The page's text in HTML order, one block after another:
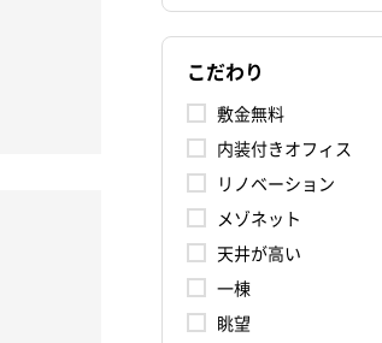
こだわり
敷金無料
内装付きオフィス
リノベーション
メゾネット
天井が高い
一棟
眺望